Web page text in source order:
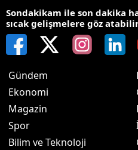
Sondakikam ile son dakika
sıcak gelişmelere göz
Gündem
Ekonomi
Magazin
Spor
Bilim ve Teknoloji